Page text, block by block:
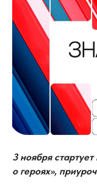
3 ноября
о героях»,